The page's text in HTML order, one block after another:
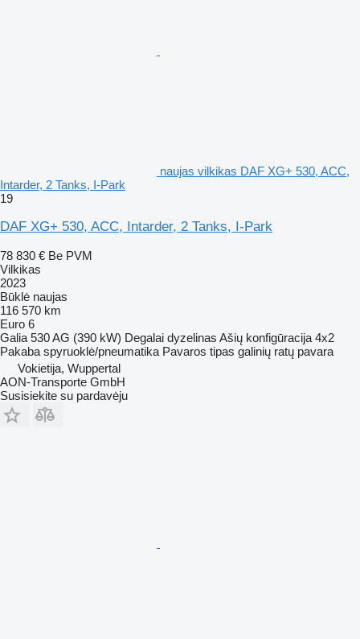
naujas vilkikas DAF XG+ 530, ACC,
Intarder, 2 Tanks, I-Park
19
DAF XG+ 530, ACC, Intarder, 2 Tanks, I-Park
78 830 € Be PVM
Vilkikas
2023
Būklė naujas
116 570 km
Euro 6
Galia 530 AG (390 kW) Degalai dyzelinas Ašių konfigūracija 4x2
Pakaba spyruoklė/pneumatika Pavaros tipas galinių ratų pavara
Vokietija, Wuppertal
AON-Transporte GmbH
Susisiekite su pardavėju